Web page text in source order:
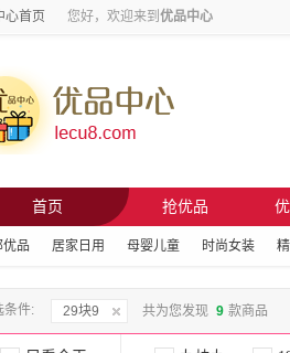
心首页 您好，欢迎来到 优品中心
首页 抢优品
优品 居家日用 母婴儿童 时尚女装
条件: 29块9 共为您发现 9 款商品